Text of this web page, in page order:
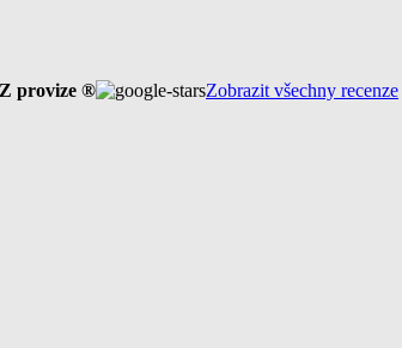
provize ® Zobrazit všechny recenze